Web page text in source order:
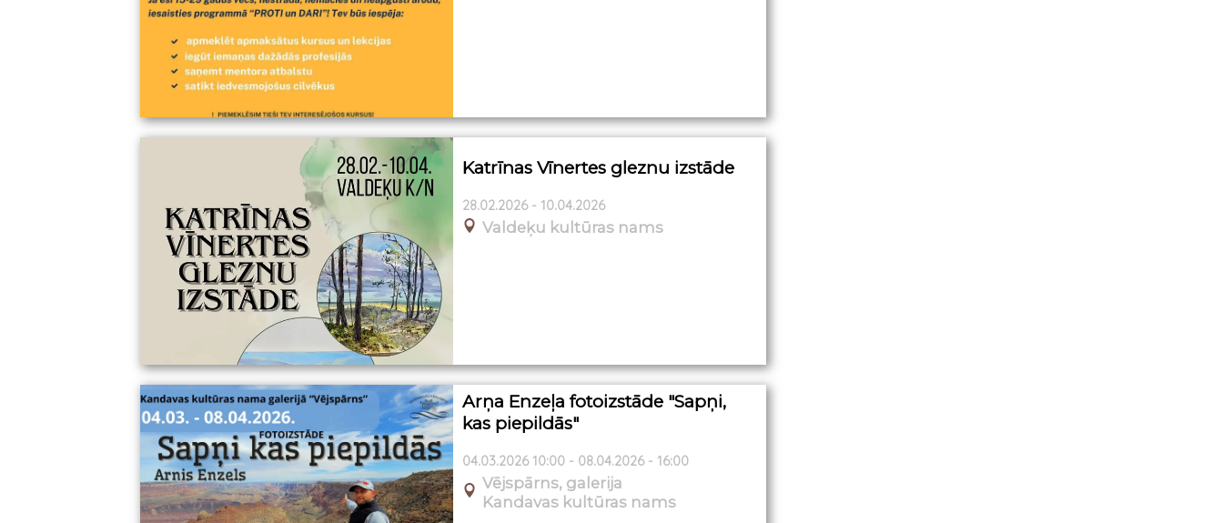
Katrīnas Vīnertes gleznu izstāde
28.02.2026 - 10.04.2026
Valdeķu kultūras nams
Arņa Enzeļa fotoizstāde "Sapņi,
kas piepildās"
04.03.2026 10:00 - 08.04.2026 - 16:00
Vējspārns, galerija
Kandavas kultūras nams